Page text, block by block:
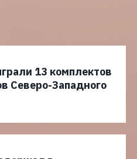
13 комплектов
Северо-Западного